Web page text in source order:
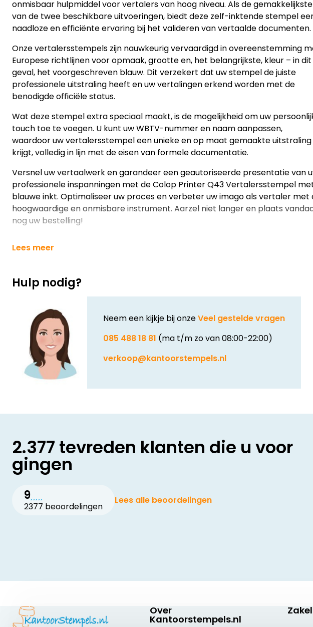
onmisbaar hulpmiddel voor vertalers van hoog niveau. Als de gemakkelijkste
van de twee beschikbare uitvoeringen, biedt deze zelf-inktende stempel
naadloze en efficiënte ervaring bij het valideren van vertaalde documenten.
Onze vertalersstempels zijn nauwkeurig vervaardigd in overeenstemming
Europese richtlijnen voor opmaak, grootte en, het belangrijkste, kleur – in dit
geval, het voorgeschreven blauw. Dit verzekert dat uw stempel de juiste
professionele uitstraling heeft en uw vertalingen erkend worden met de
benodigde officiële status.
Wat deze stempel extra speciaal maakt, is de mogelijkheid om uw
touch toe te voegen. U kunt uw WBTV-nummer en naam aanpassen,
waardoor uw vertalersstempel een unieke en op maat gemaakte uitstraling
krijgt, volledig in lijn met de eisen van formele documentatie.
Versnel uw vertaalwerk en garandeer een geautoriseerde presentatie van
professionele inspanningen met de Colop Printer Q43 Vertalersstempel
blauwe inkt. Optimaliseer uw proces en verbeter uw imago als vertaler met
hoogwaardige en onmisbare instrument. Aarzel niet langer en plaats
nog uw bestelling!
Lees meer
Hulp nodig?
Neem een kijkje bij onzeVeel gestelde vragen
085 488 18 81 (ma t/m zo van 08:00-22:00)
verkoop@kantoorstempels.nl
2.377 tevreden klanten die u voor
gingen
9
2377 beoordelingen
Lees alle beoordelingen
Over
Kantoorstempels.nl